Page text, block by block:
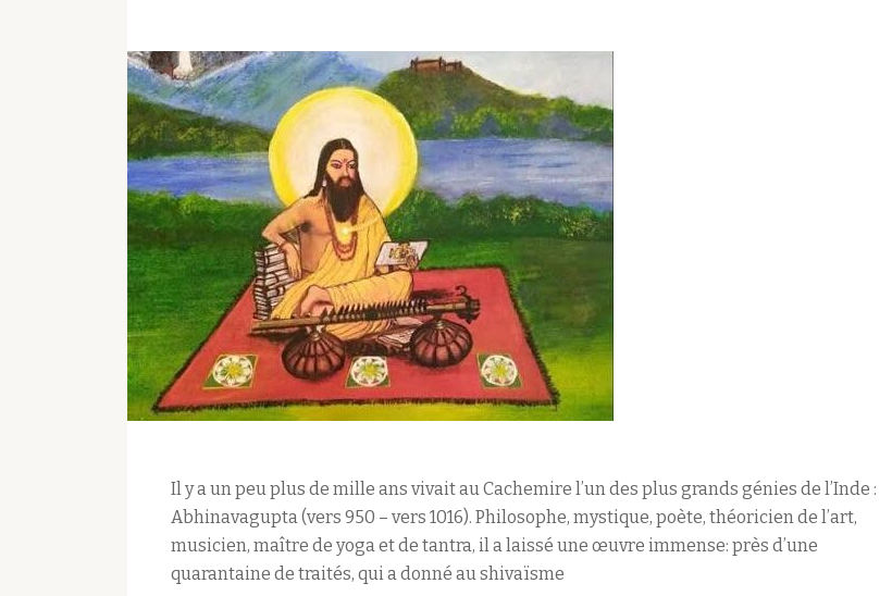
Il y a un peu plus de mille ans vivait au Cachemire l’un des plus grands génies de l’Inde :
Abhinavagupta (vers 950 – vers 1016). Philosophe, mystique, poète, théoricien de l’art,
musicien, maître de yoga et de tantra, il a laissé une œuvre immense: près d’une
quarantaine de traités, qui a donné au shivaïsme